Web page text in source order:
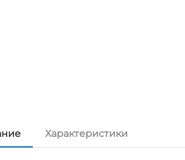
Характеристики